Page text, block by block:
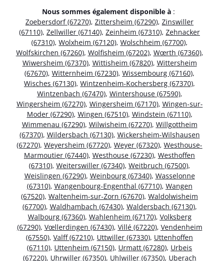
Nous sommes également disponible à :
Zoebersdorf (67270), Zittersheim (67290), Zinswiller
(67110), Zellwiller (67140), Zeinheim (67310), Zehnacker
(67310), Wolxheim (67120), Wolschheim (67700),
Wolfskirchen (67260), Wolfisheim (67202), Wœrth (67360),
Wiwersheim (67370), Wittisheim (67820), Wittersheim
(67670), Witternheim (67230), Wissembourg (67160),
Wisches (67130), Wintzenheim-Kochersberg (67370),
Wintzenbach (67470), Wintershouse (67590),
Wingersheim (67270), Wingersheim (67170), Wingen-sur-
Moder (67290), Wingen (67510), Windstein (67110),
Wimmenau (67290), Wilwisheim (67270), Willgottheim
(67370), Wildersbach (67130), Wickersheim-Wilshausen
(67270), Weyersheim (67720), Weyer (67320), Westhouse-
Marmoutier (67440), Westhouse (67230), Westhoffen
(67310), Weiterswiller (67340), Weitbruch (67500),
Weislingen (67290), Weinbourg (67340), Wasselonne
(67310), Wangenbourg-Engenthal (67710), Wangen
(67520), Waltenheim-sur-Zorn (67670), Waldolwisheim
(67700), Waldhambach (67430), Waldersbach (67130),
Walbourg (67360), Wahlenheim (67170), Volksberg
(67290), Vœllerdingen (67430), Villé (67220), Vendenheim
(67550), Valff (67210), Uttwiller (67330), Uttenhoffen
(67110), Uttenheim (67150), Urmatt (67280), Urbeis
(67220), Uhrwiller (67350), Uhlwiller (67350), Uberach